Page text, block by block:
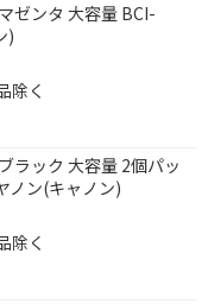
ゼンタ 大容量 BCI-
)
除く
ラック 大容量 2個パッ
ノン(キャノン)
除く